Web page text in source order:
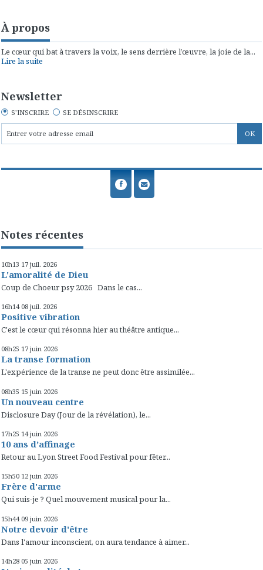
À propos
Le cœur qui bat à travers la voix, le sens derrière l’œuvre, la joie de la...
Lire la suite
Newsletter
S'INSCRIRE SE DÉSINSCRIRE
Notes récentes
10h13 17 juil. 2026
L'amoralité de Dieu
Coup de Choeur psy 2026 Dans le cas...
16h14 08 juil. 2026
Positive vibration
C'est le cœur qui résonna hier au théâtre antique...
08h25 17 juin 2026
La transe formation
L'expérience de la transe ne peut donc être assimilée...
08h35 15 juin 2026
Un nouveau centre
Disclosure Day (Jour de la révélation), le...
17h25 14 juin 2026
10 ans d’affinage
Retour au Lyon Street Food Festival pour fêter...
15h50 12 juin 2026
Frère d'arme
Qui suis-je ? Quel mouvement musical pour la...
15h44 09 juin 2026
Notre devoir d'être
Dans l'amour inconscient, on aura tendance à aimer...
14h28 05 juin 2026